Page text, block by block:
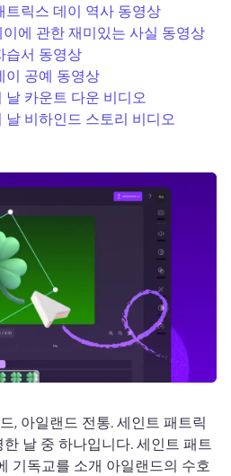
트릭스 데이 역사 동영상
에 관한 재미있는 사실 동영상
습서 동영상
이 공예 동영상
날 카운트 다운 비디오
날 비하인드 스토리 비디오
, 아일랜드 전통. 세인트 패트릭
날 중 하나입니다. 세인트 패트
기독교를 소개 아일랜드의 수호